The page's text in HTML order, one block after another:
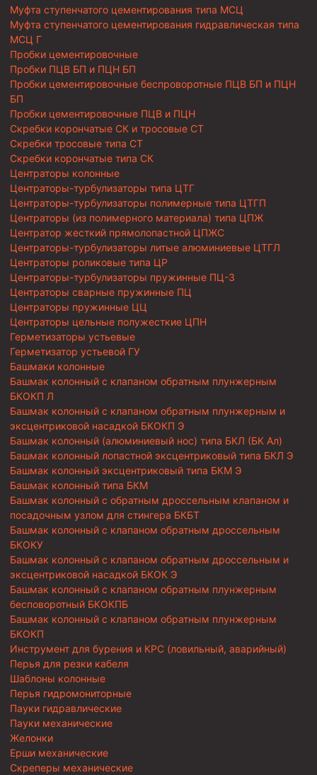
Муфта ступенчатого цементирования типа МСЦ
Муфта ступенчатого цементирования гидравлическая типа
МСЦ Г
Пробки цементировочные
Пробки ПЦВ БП и ПЦН БП
Пробки цементировочные беспроворотные ПЦВ БП и ПЦН
БП
Пробки цементировочные ПЦВ и ПЦН
Скребки корончатые СК и тросовые СТ
Скребки тросовые типа СТ
Скребки корончатые типа СК
Центраторы колонные
Центраторы-турбулизаторы типа ЦТГ
Центраторы-турбулизаторы полимерные типа ЦТГП
Центраторы (из полимерного материала) типа ЦПЖ
Центратор жесткий прямолопастной ЦПЖС
Центраторы-турбулизаторы литые алюминиевые ЦТГЛ
Центраторы роликовые типа ЦР
Центраторы-турбулизаторы пружинные ПЦ-3
Центраторы сварные пружинные ПЦ
Центраторы пружинные ЦЦ
Центраторы цельные полужесткие ЦПН
Герметизаторы устьевые
Герметизатор устьевой ГУ
Башмаки колонные
Башмак колонный с клапаном обратным плунжерным
БКОКП Л
Башмак колонный с клапаном обратным плунжерным и
эксцентриковой насадкой БКОКП Э
Башмак колонный (алюминиевый нос) типа БКЛ (БК Ал)
Башмак колонный лопастной эксцентриковый типа БКЛ Э
Башмак колонный эксцентриковый типа БКМ Э
Башмак колонный типа БКМ
Башмак колонный с обратным дроссельным клапаном и
посадочным узлом для стингера БКБТ
Башмак колонный с клапаном обратным дроссельным
БКОКУ
Башмак колонный с клапаном обратным дроссельным и
эксцентриковой насадкой БКОК Э
Башмак колонный с клапаном обратным плунжерным
бесповоротный БКОКПБ
Башмак колонный с клапаном обратным плунжерным
БКОКП
Инструмент для бурения и КРС (ловильный, аварийный)
Перья для резки кабеля
Шаблоны колонные
Перья гидромониторные
Пауки гидравлические
Пауки механические
Желонки
Ерши механические
Скреперы механические